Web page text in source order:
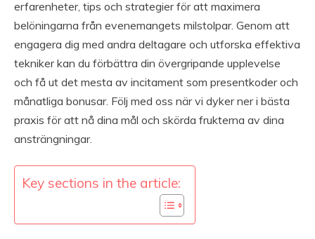
erfarenheter, tips och strategier för att maximera
belöningarna från evenemangets milstolpar. Genom att
engagera dig med andra deltagare och utforska effektiva
tekniker kan du förbättra din övergripande upplevelse
och få ut det mesta av incitament som presentkoder och
månatliga bonusar. Följ med oss när vi dyker ner i bästa
praxis för att nå dina mål och skörda frukterna av dina
ansträngningar.
Key sections in the article: